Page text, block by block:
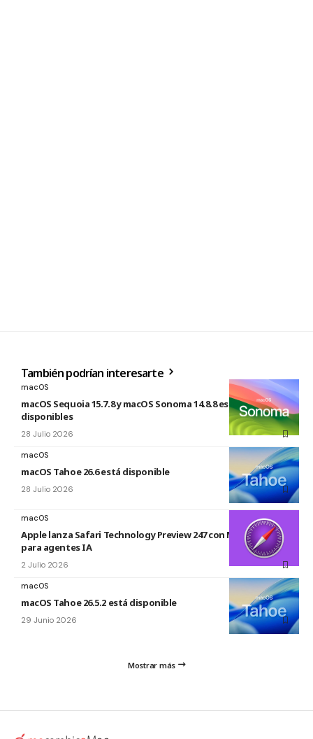
También podrían interesarte
macOS
macOS Sequoia 15.7.8 y macOS Sonoma 14.8.8 están
disponibles
28 Julio 2026
macOS
macOS Tahoe 26.6 está disponible
28 Julio 2026
macOS
Apple lanza Safari Technology Preview 247 con MCP Server
para agentes IA
2 Julio 2026
macOS
macOS Tahoe 26.5.2 está disponible
29 Junio 2026
Mostrar más